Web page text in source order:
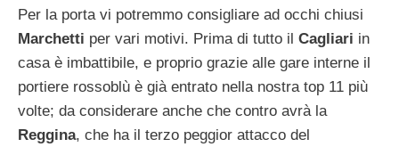
Per la porta vi potremmo consigliare ad occhi chiusi
Marchetti per vari motivi. Prima di tutto il Cagliari in
casa è imbattibile, e proprio grazie alle gare interne il
portiere rossoblù è già entrato nella nostra top 11 più
volte; da considerare anche che contro avrà la
Reggina, che ha il terzo peggior attacco del